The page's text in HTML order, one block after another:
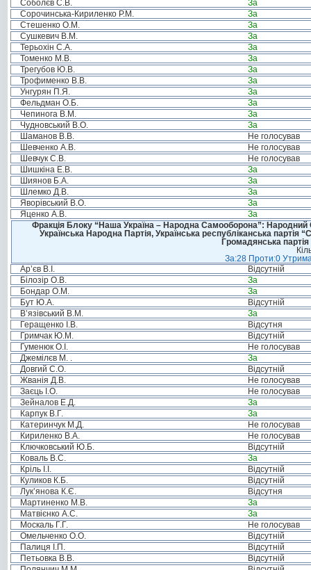
Соболєв С.В.
За
Сорочинська-Кириленко Р.М.
За
Стешенко О.М.
За
Сушкевич В.М.
За
Терьохін С.А.
За
Томенко М.В.
За
Трегубов Ю.В.
За
Трофименко В.В.
За
Унгурян П.Я.
За
Фельдман О.Б.
За
Чепинога В.М.
За
Чудновський В.О.
За
Шаманов В.В.
Не голосував
Шевченко А.В.
Не голосував
Шевчук С.В.
Не голосував
Шишкіна Е.В.
За
Шиянов Б.А.
За
Шлемко Д.В.
За
Яворівський В.О.
За
Яценко А.В.
За
Фракція Блоку “Наша Україна – Народна Самооборона”: Народний
Українська Народна Партія, Українська республіканська
Громадянська
За:28 Проти:0
Ар’єв В.І.
Відсутній
Білозір О.В.
За
Бондар О.М.
За
Бут Ю.А.
Відсутній
В’язівський В.М.
За
Геращенко І.В.
Відсутня
Гримчак Ю.М.
Відсутній
Гуменюк О.І.
Не голосував
Джемілєв М. .
За
Довгий С.О.
Відсутній
Жванія Д.В.
Не голосував
Заєць І.О.
Не голосував
Зейналов Е.Д.
За
Карпук В.Г.
За
Катеринчук М.Д.
Не голосував
Кириленко В.А.
Не голосував
Ключковський Ю.Б.
Відсутній
Коваль В.С.
За
Кріль І.І.
Відсутній
Куликов К.Б.
Відсутній
Лук’янова К.Є.
Відсутня
Мартиненко М.В.
За
Матвієнко А.С.
За
Москаль Г.Г.
Не голосував
Омельченко О.О.
Відсутній
Палиця І.П.
Відсутній
Петьовка В.В.
Відсутній